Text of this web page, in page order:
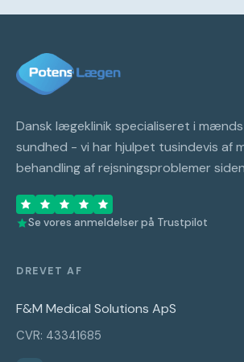
Dansk lægeklinik specialiseret i mænds
sundhed - vi har hjulpet tusindevis af
behandling af rejsningsproblemer
Se vores anmeldelser på Trustpilot
DREVET AF
F&M Medical Solutions ApS
CVR: 43341685